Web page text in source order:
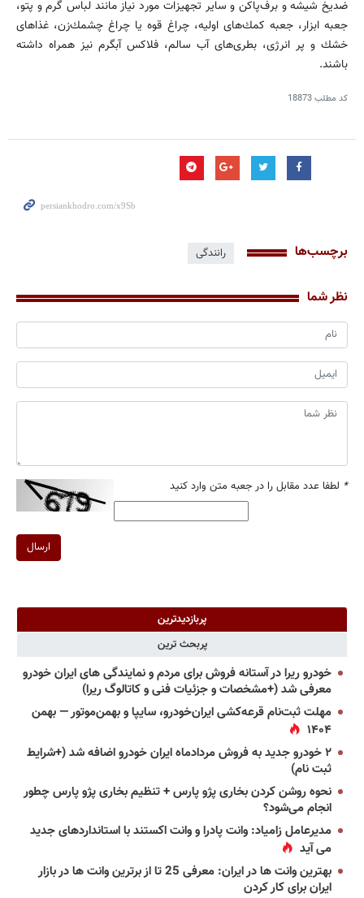
ضدیخ شیشه و برف‌پاكن و سایر تجهیزات مورد نیاز مانند لباس گرم و پتو،
جعبه ابزار، جعبه كمك‌های اولیه، چراغ قوه یا چراغ چشمك‌زن، غذاهای
خشك و پر انرژی، بطری‌های آب سالم، فلاكس آبگرم نیز همراه داشته
باشند.
کد مطلب18873
برچسب‌ها رانندگی
نظر شما
* لطفا عدد مقابل را در جعبه متن وارد کنید
ارسال
پربازدیدترین
پربحث ترین
خودرو ریرا در آستانه فروش برای مردم و نمایندگی های ایران خودرو
معرفی شد (+مشخصات و جزئیات فنی و کاتالوگ ریرا)
مهلت ثبت‌نام قرعه‌کشی ایران‌خودرو، سایپا و بهمن‌موتور — بهمن
۱۴۰۴
۲ خودرو جدید به فروش مردادماه ایران خودرو اضافه شد (+شرایط
ثبت نام)
نحوه روشن کردن بخاری پژو پارس + تنظیم بخاری پژو پارس چطور
انجام می‌شود؟
مدیرعامل زامیاد: وانت پادرا و وانت اکستند با استانداردهای جدید
می آید
بهترین وانت ها در ایران: معرفی 25 تا از برترین وانت ها در بازار
ایران برای کار کردن